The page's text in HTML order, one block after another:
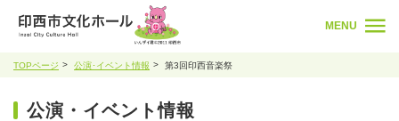
MENU
TOPページ 公演･イベント情報 第3回印西音楽祭
公演・イベント情報